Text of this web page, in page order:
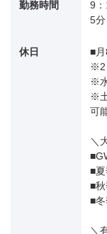
勤務時間
9
5分
休日
■月
※2
※
※
可
＼
■夏
■秋
■冬
＼